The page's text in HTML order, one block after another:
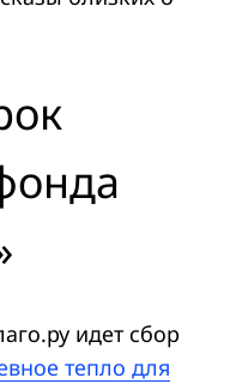
идет сбор
тепло для